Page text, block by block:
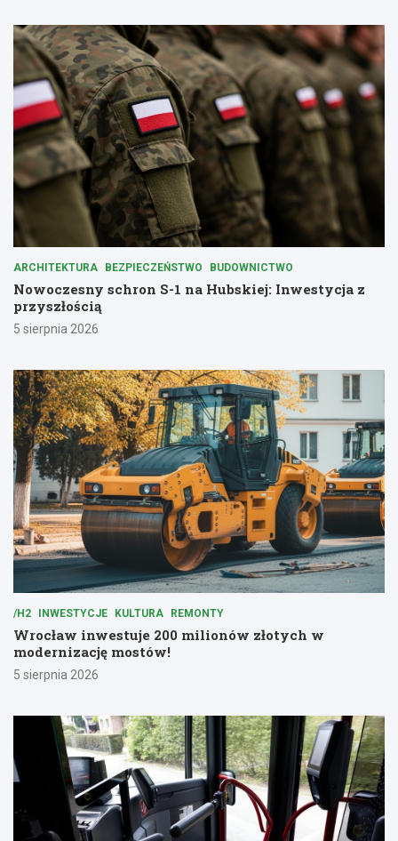
ARCHITEKTURA BEZPIECZEŃSTWO BUDOWNICTWO
Nowoczesny schron S-1 na Hubskiej: Inwestycja z
przyszłością
5 sierpnia 2026
/H2 INWESTYCJE KULTURA REMONTY
Wrocław inwestuje 200 milionów złotych w
modernizację mostów!
5 sierpnia 2026